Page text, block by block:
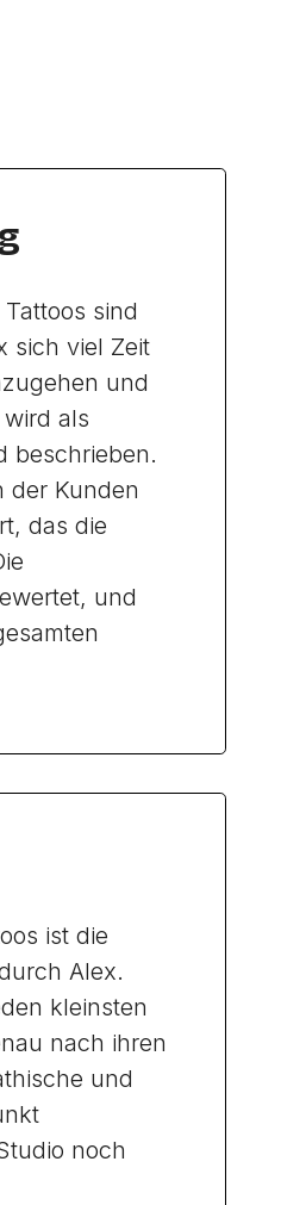
sind
sich viel Zeit
und
als
beschrieben.
der Kunden
das die
und
ist die
Alex.
kleinsten
nach ihren
und
noch